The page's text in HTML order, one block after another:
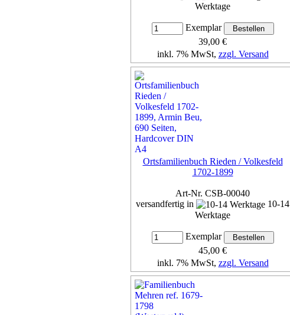
Werktage
Exemplar
39,00 €
inkl. 7% MwSt, zzgl. Versand
Ortsfamilienbuch Rieden / Volkesfeld
1702-1899
Art-Nr. CSB-00040
versandfertig in
10-14
Werktage
Exemplar
45,00 €
inkl. 7% MwSt, zzgl. Versand